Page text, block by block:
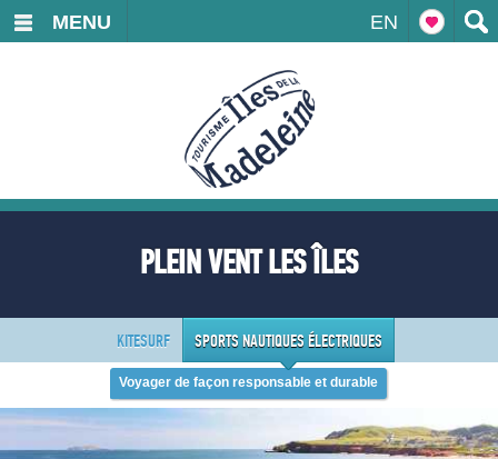
EN
MENU
PLEIN VENT LES ÎLES
KITESURF SPORTS NAUTIQUES ÉLECTRIQUES
Voyager de façon responsable et durable